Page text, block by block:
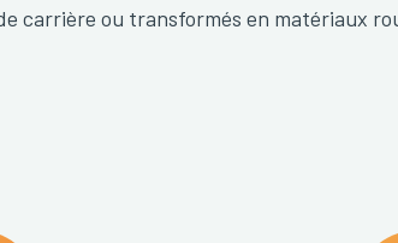
carrière ou transformés en matériaux